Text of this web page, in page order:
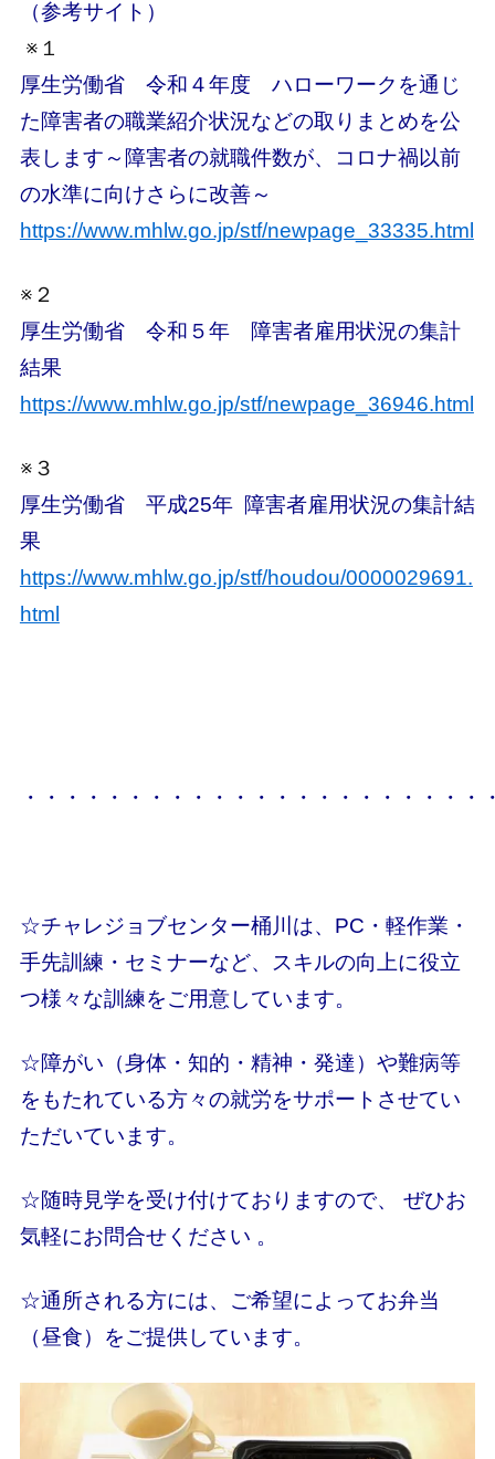
（参考サイト）
※１
厚生労働省 令和４年度 ハローワークを通じ
た障害者の職業紹介状況などの取りまとめを公
表します～障害者の就職件数が、コロナ禍以前
の水準に向けさらに改善～
https://www.mhlw.go.jp/stf/newpage_33335.html
※２
厚生労働省 令和５年 障害者雇用状況の集計
結果
https://www.mhlw.go.jp/stf/newpage_36946.html
※３
厚生労働省 平成25年 障害者雇用状況の集計結
果
https://www.mhlw.go.jp/stf/houdou/0000029691.
html
・・・・・・・・・・・・・・・・・・・・・・
☆チャレジョブセンター桶川は、PC・軽作業・
手先訓練・セミナーなど、スキルの向上に役立
つ様々な訓練をご用意しています。
☆障がい（身体・知的・精神・発達）や難病等
をもたれている方々の就労をサポートさせてい
ただいています。
☆随時見学を受け付けておりますので、 ぜひお
気軽にお問合せください 。
☆通所される方には、ご希望によってお弁当
（昼食）をご提供しています。